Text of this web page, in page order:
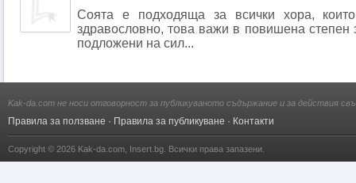
Соята е подходяща за всички хора,
здравословно, това важи в повишена степен
подложени на сил...
Kak-da.com не носи отговорност за публикуваното съдържание и за действия
Правила за ползване · Правила за публикуване · Контакти
Copyright © 2026 Kak-da.com Insert.bg . Всички права запазени.